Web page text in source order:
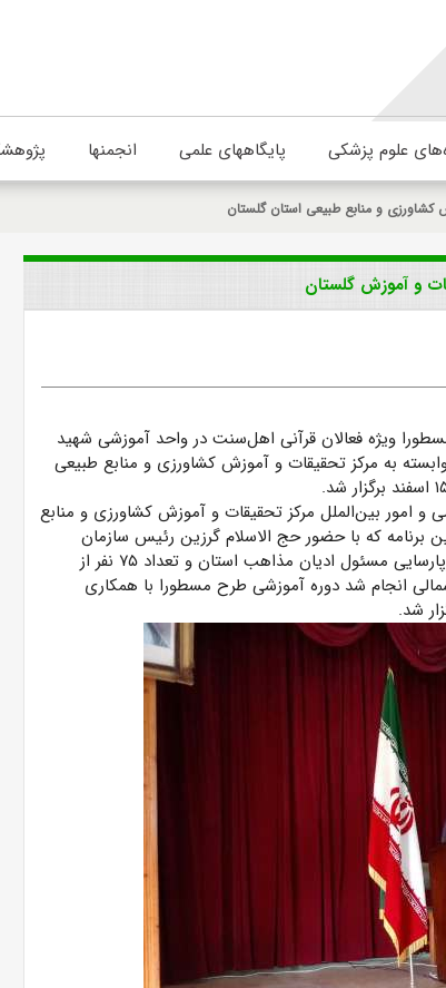
علوم پزشکی پایگاههای علمی انجمنها
کشاورزی و منابع طبیعی استان گلستان
و آموزش گلستان
ویژه فعالان قرآنی اهل‌سنت در واحد آموزشی شهید
به مرکز تحقیقات و آموزش کشاورزی و منابع طبیعی
و امور بین‌الملل مرکز تحقیقات و آموزش کشاورزی و منابع
برنامه که با حضور حج الاسلام گرزین رئیس سازمان
تبلیغات اسلامی، میرپارسایی مسئول ادیان مذاهب استان و تعداد ۷۵ نفر از
انجام شد دوره آموزشی طرح مسطورا با همکاری
شد.